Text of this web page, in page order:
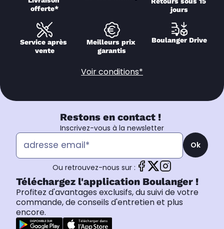
offerte*
jours
Service après
vente
Meilleurs prix
garantis
Boulanger Drive
Voir conditions*
Restons en contact !
Inscrivez-vous à la newsletter
Ok
Ou retrouvez-nous sur :
Téléchargez l'application Boulanger !
Profitez d'avantages exclusifs, du suivi de votre
commande, de conseils d'entretien et plus
encore.